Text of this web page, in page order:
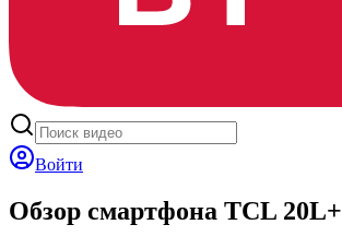
Войти
Обзор смартфона TCL 20L+